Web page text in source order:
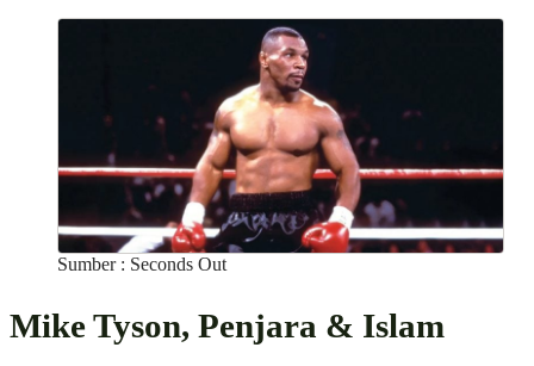
Sumber : Seconds Out
Mike Tyson, Penjara & Islam